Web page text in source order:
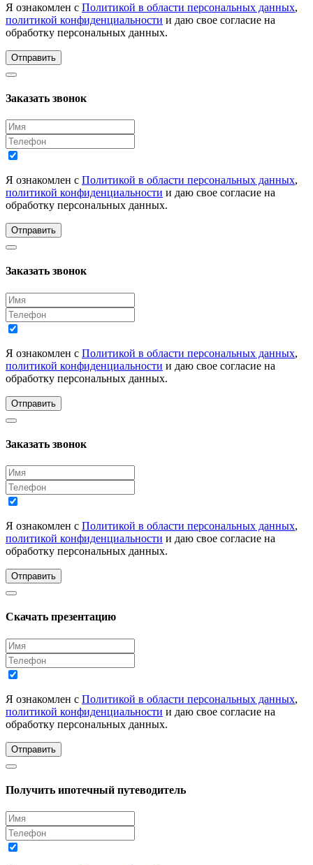
Я ознакомлен с Политикой в области персональных данных,
политикой конфиденциальности и даю свое согласие на
обработку персональных данных.
Отправить
Заказать звонок
Я ознакомлен с Политикой в области персональных данных,
политикой конфиденциальности и даю свое согласие на
обработку персональных данных.
Отправить
Заказать звонок
Я ознакомлен с Политикой в области персональных данных,
политикой конфиденциальности и даю свое согласие на
обработку персональных данных.
Отправить
Заказать звонок
Я ознакомлен с Политикой в области персональных данных,
политикой конфиденциальности и даю свое согласие на
обработку персональных данных.
Отправить
Скачать презентацию
Я ознакомлен с Политикой в области персональных данных,
политикой конфиденциальности и даю свое согласие на
обработку персональных данных.
Отправить
Получить ипотечный путеводитель